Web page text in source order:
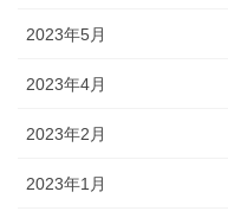
2023年5月
2023年4月
2023年2月
2023年1月